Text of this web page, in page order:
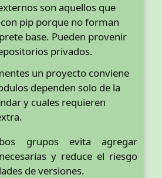
son aquellos que
pip porque no forman
base. Pueden provenir
privados.
un proyecto conviene
dependen solo de la
y cuales requieren
grupos evita agregar
y reduce el riesgo
de versiones.